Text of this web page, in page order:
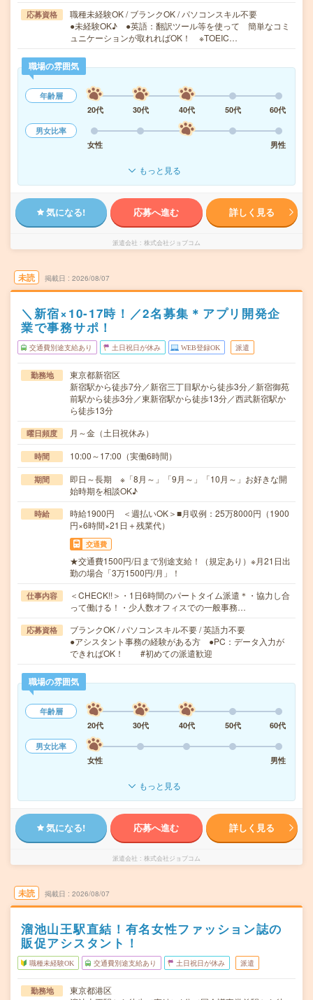
応募資格
職種未経験OK / ブランクOK / パソコンスキル不要
●未経験OK♪ ●英語：翻訳ツール等を使って 簡単なコミ
ュニケーションが取れればOK！ ※TOEIC…
職場の雰囲気
年齢層
20代
30代 40代 50代
60代
男女比率
女性
男性
もっと見る
気になる! 応募へ進む 詳しく見る
派遣会社 株式会社ジョブコム
未読 掲載日 2026/08/07
＼新宿×10-17時！／2名募集＊アプリ開発企
業で事務サポ！
交通費別途支給あり 土日祝日が休み WEB登録OK 派遣
勤務地
東京都新宿区
新宿駅から徒歩7分／新宿三丁目駅から徒歩3分／新宿御苑
前駅から徒歩3分／東新宿駅から徒歩13分／西武新宿駅か
ら徒歩13分
曜日頻度 月～金（土日祝休み）
時間 10:00～17:00（実働6時間）
期間
即日～長期 ※「8月～」「9月～」「10月～」お好きな開
始時期を相談OK♪
時給
時給1900円 ＜週払いOK＞■月収例：25万8000円（1900
円×6時間×21日＋残業代）
交通費
★交通費1500円/日まで別途支給！（規定あり）※月21日出
勤の場合「3万1500円/月」！
仕事内容
＜CHECK!!＞・1日6時間のパートタイム派遣＊・協力し合
って働ける！・少人数オフィスでの一般事務…
応募資格
ブランクOK / パソコンスキル不要 / 英語力不要
●アシスタント事務の経験がある方 ●PC：データ入力が
できればOK！ #初めての派遣歓迎
職場の雰囲気
年齢層
20代
30代 40代 50代
60代
男女比率
女性
男性
もっと見る
気になる! 応募へ進む 詳しく見る
派遣会社 株式会社ジョブコム
未読 掲載日 2026/08/07
溜池山王駅直結！有名女性ファッション誌の
販促アシスタント！
職種未経験OK 交通費別途支給あり 土日祝日が休み 派遣
勤務地
東京都港区